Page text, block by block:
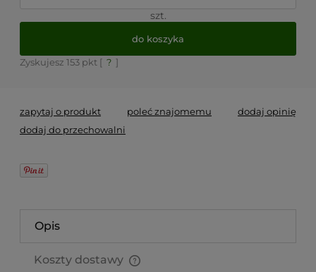
szt.
do koszyka
Zyskujesz 153 pkt [ ? ]
zapytaj o produkt poleć znajomemu
dodaj opinię
dodaj do przechowalni
Opis
Koszty dostawy